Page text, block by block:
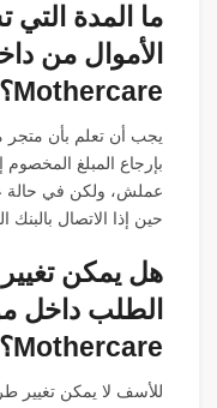
ما المدة التي
الأموال من
Mothercare؟
حين إذا الاتصال
هل يمكن
الطلب داخل
Mothercare؟
للأسف لا يمكن تغيير